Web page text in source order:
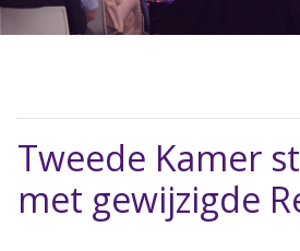
Tweede Kamer
met gewijzigde